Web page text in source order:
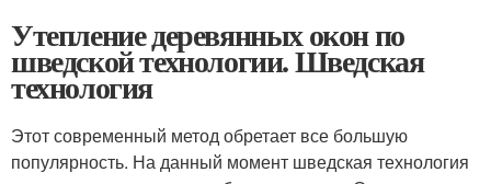
Утепление деревянных окон по
шведской технологии. Шведская
технология
Этот современный метод обретает все большую
популярность. На данный момент шведская технология